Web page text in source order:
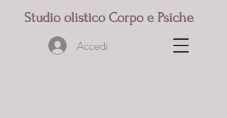
​Studio olistico Corpo e Psiche
Accedi